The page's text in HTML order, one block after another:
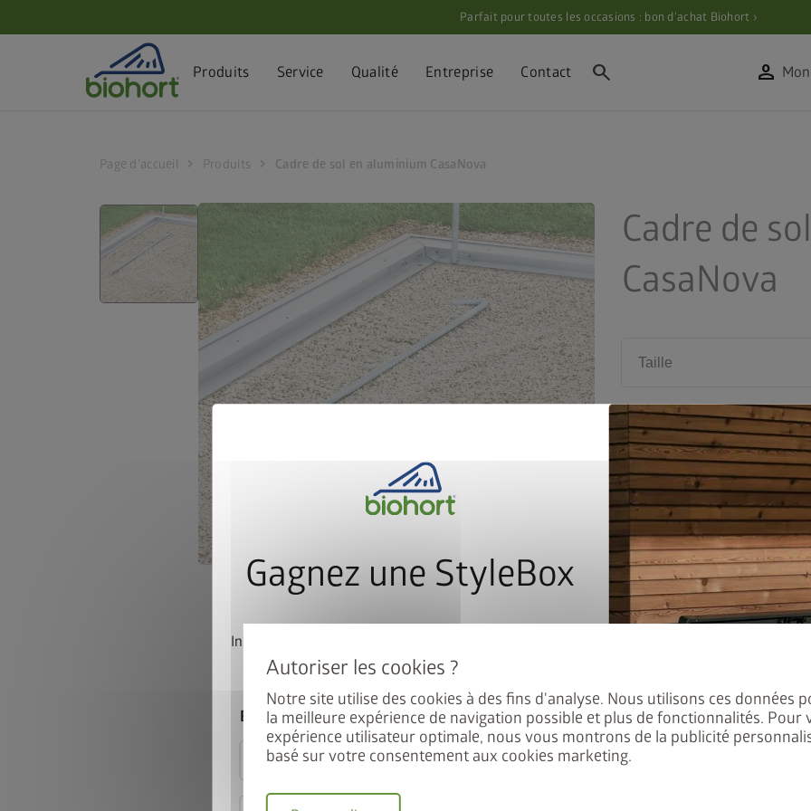
Notre site utilise des cookies à des fins d'analyse. Nous utilisons ces données
la meilleure expérience de navigation possible et plus de fonctionnalités. Pour
expérience utilisateur optimale, nous vous montrons de la publicité
basé sur votre consentement aux cookies marketing.
Parfait pour toutes les occasions : bon d’achat Biohort ›
Produits Service Qualité Entreprise Contact search person
Page d’accueil chevron_right Produits chevron_right Cadre de sol en aluminium CasaNova
Cadre de
CasaNova
Taille
remove add
map_search Outil de recherche de
local_shipping
Le cadre de sol en
profilé de sol et est donc
obligatoire en cas
de fond en aluminium.
Ne peut
Gagnez une StyleBox
Inscrivez-vous dès maintenant à notre newsletter pour
participer automatiquement au tirage au sort.
E-mail